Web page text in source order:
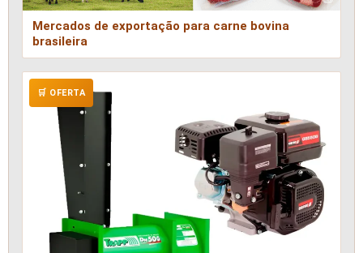
Mercados de exportação para carne bovina
brasileira
🛒 OFERTA